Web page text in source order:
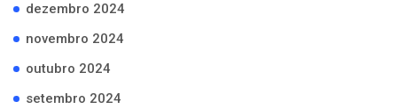
dezembro 2024
novembro 2024
outubro 2024
setembro 2024